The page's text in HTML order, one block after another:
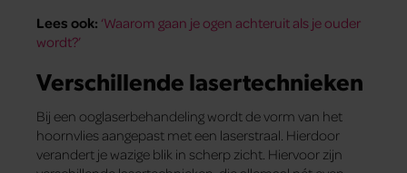
Lees ook: ‘Waarom gaan je ogen achteruit als je ouder
wordt?’
Verschillende lasertechnieken
Bij een ooglaserbehandeling wordt de vorm van het
hoornvlies aangepast met een laserstraal. Hierdoor
verandert je wazige blik in scherp zicht. Hiervoor zijn